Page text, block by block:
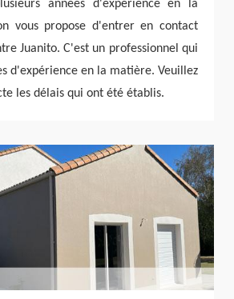
années d'expérience en la
vous propose d'entrer en contact
Juanito. C'est un professionnel qui
d'expérience en la matière. Veuillez
les délais qui ont été établis.